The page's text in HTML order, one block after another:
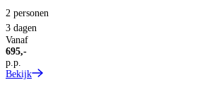
2 personen
3 dagen
Vanaf
695,-
p.p.
Bekijk